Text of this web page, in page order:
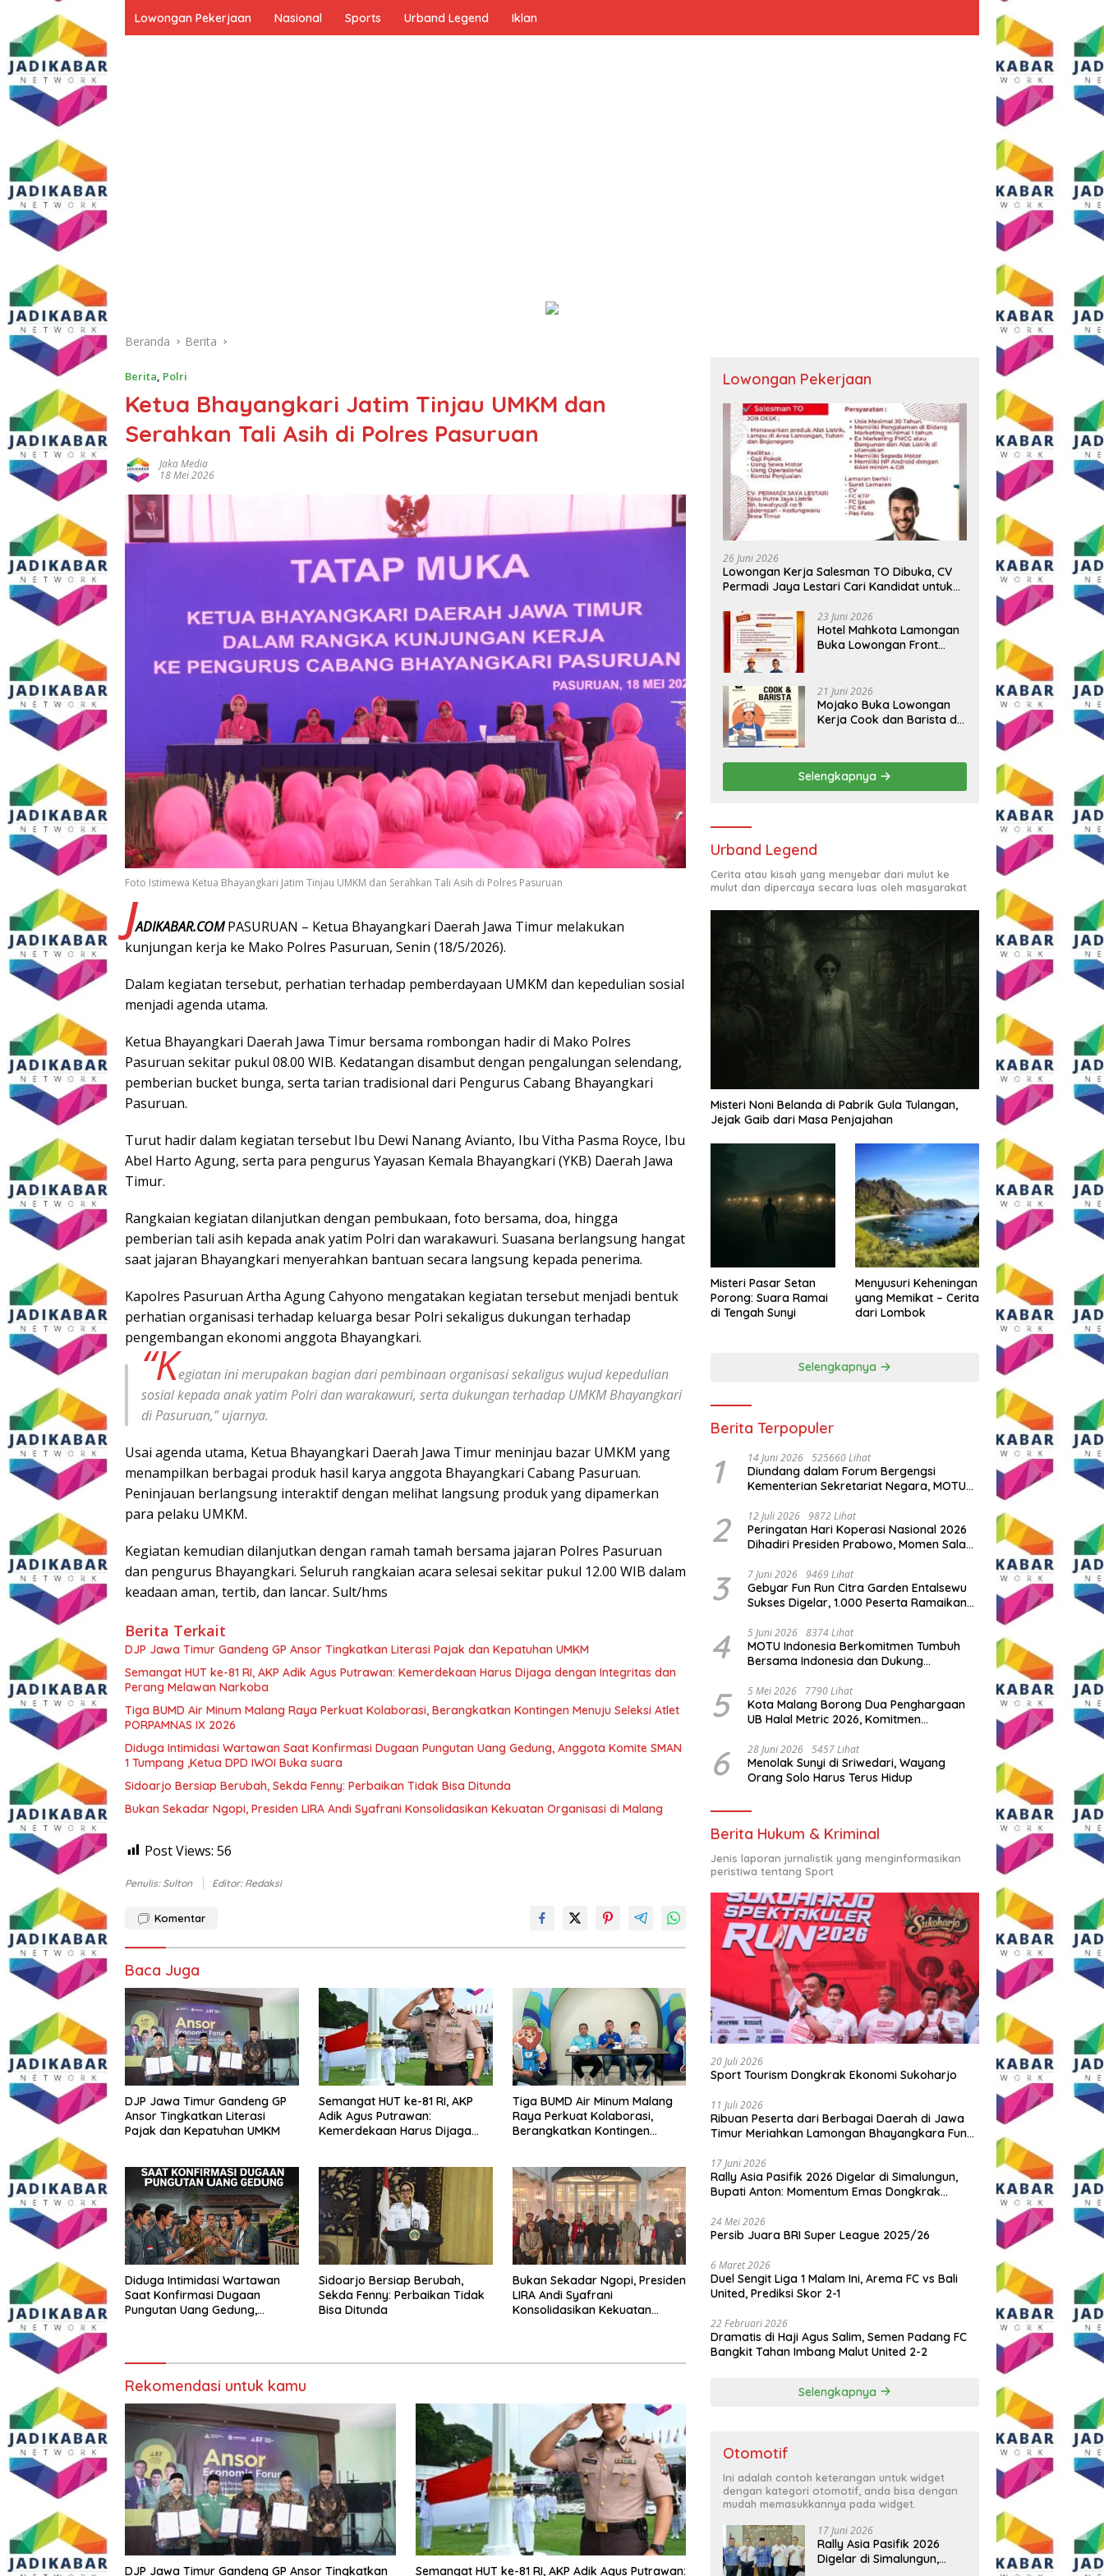
Lowongan Pekerjaan Nasional Sports Urband Legend Iklan
Beranda Berita
Berita, Polri
Ketua Bhayangkari Jatim Tinjau UMKM dan
Serahkan Tali Asih di Polres Pasuruan
Jaka Media
18 Mei 2026
Foto Istimewa Ketua Bhayangkari Jatim Tinjau UMKM dan Serahkan Tali Asih di Polres Pasuruan
JADIKABAR.COMPASURUAN – Ketua Bhayangkari Daerah Jawa Timur melakukan
kunjungan kerja ke Mako Polres Pasuruan, Senin (18/5/2026).
Dalam kegiatan tersebut, perhatian terhadap pemberdayaan UMKM dan kepedulian sosial
menjadi agenda utama.
Ketua Bhayangkari Daerah Jawa Timur bersama rombongan hadir di Mako Polres
Pasuruan sekitar pukul 08.00 WIB. Kedatangan disambut dengan pengalungan selendang,
pemberian bucket bunga, serta tarian tradisional dari Pengurus Cabang Bhayangkari
Pasuruan.
Turut hadir dalam kegiatan tersebut Ibu Dewi Nanang Avianto, Ibu Vitha Pasma Royce, Ibu
Abel Harto Agung, serta para pengurus Yayasan Kemala Bhayangkari (YKB) Daerah Jawa
Timur.
Rangkaian kegiatan dilanjutkan dengan pembukaan, foto bersama, doa, hingga
pemberian tali asih kepada anak yatim Polri dan warakawuri. Suasana berlangsung hangat
saat jajaran Bhayangkari menyerahkan bantuan secara langsung kepada penerima.
Kapolres Pasuruan Artha Agung Cahyono mengatakan kegiatan tersebut menjadi bentuk
perhatian organisasi terhadap keluarga besar Polri sekaligus dukungan terhadap
pengembangan ekonomi anggota Bhayangkari.
“Kegiatan ini merupakan bagian dari pembinaan organisasi sekaligus wujud kepedulian
sosial kepada anak yatim Polri dan warakawuri, serta dukungan terhadap UMKM Bhayangkari
di Pasuruan,” ujarnya.
Usai agenda utama, Ketua Bhayangkari Daerah Jawa Timur meninjau bazar UMKM yang
menampilkan berbagai produk hasil karya anggota Bhayangkari Cabang Pasuruan.
Peninjauan berlangsung interaktif dengan melihat langsung produk yang dipamerkan
para pelaku UMKM.
Kegiatan kemudian dilanjutkan dengan ramah tamah bersama jajaran Polres Pasuruan
dan pengurus Bhayangkari. Seluruh rangkaian acara selesai sekitar pukul 12.00 WIB dalam
keadaan aman, tertib, dan lancar. Sult/hms
Berita Terkait
DJP Jawa Timur Gandeng GP Ansor Tingkatkan Literasi Pajak dan Kepatuhan UMKM
Semangat HUT ke-81 RI, AKP Adik Agus Putrawan: Kemerdekaan Harus Dijaga dengan Integritas dan
Perang Melawan Narkoba
Tiga BUMD Air Minum Malang Raya Perkuat Kolaborasi, Berangkatkan Kontingen Menuju Seleksi Atlet
PORPAMNAS IX 2026
Diduga Intimidasi Wartawan Saat Konfirmasi Dugaan Pungutan Uang Gedung, Anggota Komite SMAN
1 Tumpang ,Ketua DPD IWOI Buka suara
Sidoarjo Bersiap Berubah, Sekda Fenny: Perbaikan Tidak Bisa Ditunda
Bukan Sekadar Ngopi, Presiden LIRA Andi Syafrani Konsolidasikan Kekuatan Organisasi di Malang
Post Views: 56
Penulis: Sulton Editor: Redaksi
Komentar
Baca Juga
DJP Jawa Timur Gandeng GP
Ansor Tingkatkan Literasi
Pajak dan Kepatuhan UMKM
Semangat HUT ke-81 RI, AKP
Adik Agus Putrawan:
Kemerdekaan Harus Dijaga
Tiga BUMD Air Minum Malang
Raya Perkuat Kolaborasi,
Berangkatkan Kontingen
Diduga Intimidasi Wartawan
Saat Konfirmasi Dugaan
Pungutan Uang Gedung,
Sidoarjo Bersiap Berubah,
Sekda Fenny: Perbaikan Tidak
Bisa Ditunda
Bukan Sekadar Ngopi, Presiden
LIRA Andi Syafrani
Konsolidasikan Kekuatan
Rekomendasi untuk kamu
DJP Jawa Timur Gandeng GP Ansor Tingkatkan Semangat HUT ke-81 RI, AKP Adik Agus Putrawan:
Lowongan Pekerjaan
26 Juni 2026
Lowongan Kerja Salesman TO Dibuka, CV
Permadi Jaya Lestari Cari Kandidat untuk
23 Juni 2026
Hotel Mahkota Lamongan
Buka Lowongan Front
Syaratnya
21 Juni 2026
Mojako Buka Lowongan
Kerja Cook dan Barista di
Selengkapnya
Urband Legend
Cerita atau kisah yang menyebar dari mulut ke
mulut dan dipercaya secara luas oleh masyarakat
Misteri Noni Belanda di Pabrik Gula Tulangan,
Jejak Gaib dari Masa Penjajahan
Misteri Pasar Setan
Porong: Suara Ramai
di Tengah Sunyi
Menyusuri Keheningan
yang Memikat – Cerita
dari Lombok
Selengkapnya
Berita Terpopuler
1 14 Juni 2026 525660 Lihat
Diundang dalam Forum Bergengsi
Kementerian Sekretariat Negara, MOTU
Indonesia
2 12 Juli 2026 9872 Lihat
Peringatan Hari Koperasi Nasional 2026
Dihadiri Presiden Prabowo, Momen Salam
3 7 Juni 2026 9469 Lihat
Gebyar Fun Run Citra Garden Entalsewu
Sukses Digelar, 1.000 Peserta Ramaikan
4 5 Juni 2026 8374 Lihat
MOTU Indonesia Berkomitmen Tumbuh
Bersama Indonesia dan Dukung
5 5 Mei 2026 7790 Lihat
Kota Malang Borong Dua Penghargaan
UB Halal Metric 2026, Komitmen
6 28 Juni 2026 5457 Lihat
Menolak Sunyi di Sriwedari, Wayang
Orang Solo Harus Terus Hidup
Berita Hukum & Kriminal
Jenis laporan jurnalistik yang menginformasikan
peristiwa tentang Sport
20 Juli 2026
Sport Tourism Dongkrak Ekonomi Sukoharjo
11 Juli 2026
Ribuan Peserta dari Berbagai Daerah di Jawa
Timur Meriahkan Lamongan Bhayangkara Fun
17 Juni 2026
Rally Asia Pasifik 2026 Digelar di Simalungun,
Bupati Anton: Momentum Emas Dongkrak
24 Mei 2026
Persib Juara BRI Super League 2025/26
6 Maret 2026
Duel Sengit Liga 1 Malam Ini, Arema FC vs Bali
United, Prediksi Skor 2-1
22 Februari 2026
Dramatis di Haji Agus Salim, Semen Padang FC
Bangkit Tahan Imbang Malut United 2-2
Selengkapnya
Otomotif
Ini adalah contoh keterangan untuk widget
dengan kategori otomotif, anda bisa dengan
mudah memasukkannya pada widget.
17 Juni 2026
Rally Asia Pasifik 2026
Digelar di Simalungun,